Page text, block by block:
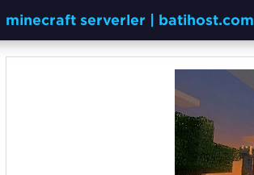
minecraft serverler | batihost.com